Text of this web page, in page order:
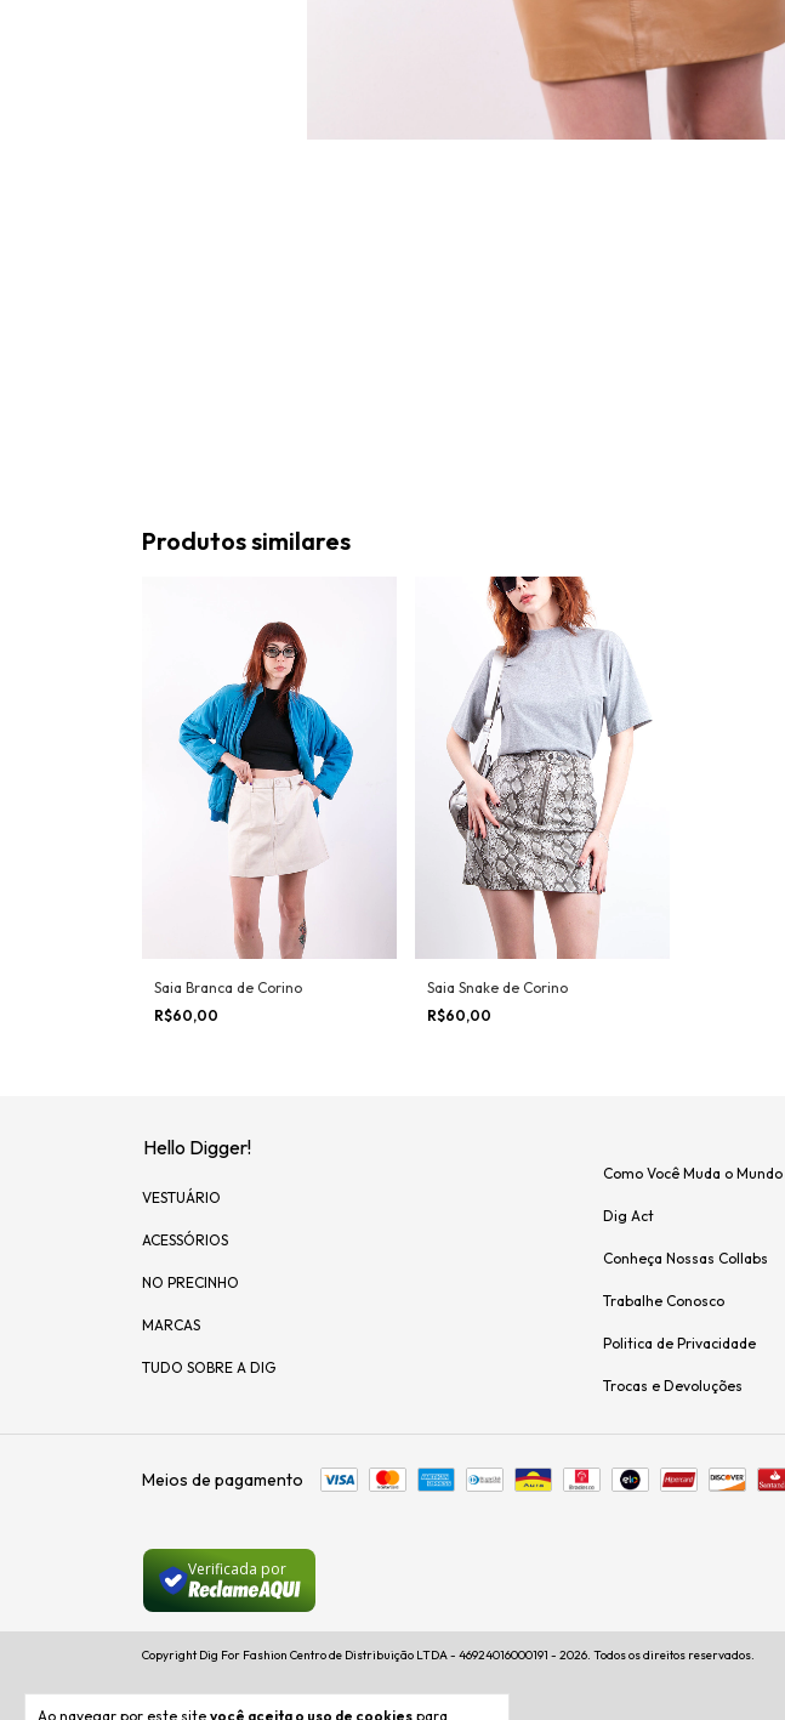
Ao navegar por este site você aceita o uso de cookies para
Produtos similares
Saia Branca de Corino
R$60,00
Saia Snake de Corino
R$60,00
Hello Digger!
VESTUÁRIO
ACESSÓRIOS
NO PRECINHO
MARCAS
TUDO SOBRE A DIG
Como Você Muda o Mundo
Dig Act
Conheça Nossas Collabs
Trabalhe Conosco
Politica de Privacidade
Trocas e Devoluções
Meios de pagamento
Verificada por
Copyright Dig For Fashion Centro de Distribuição LTDA - 46924016000191 - 2026. Todos os direitos reservados.